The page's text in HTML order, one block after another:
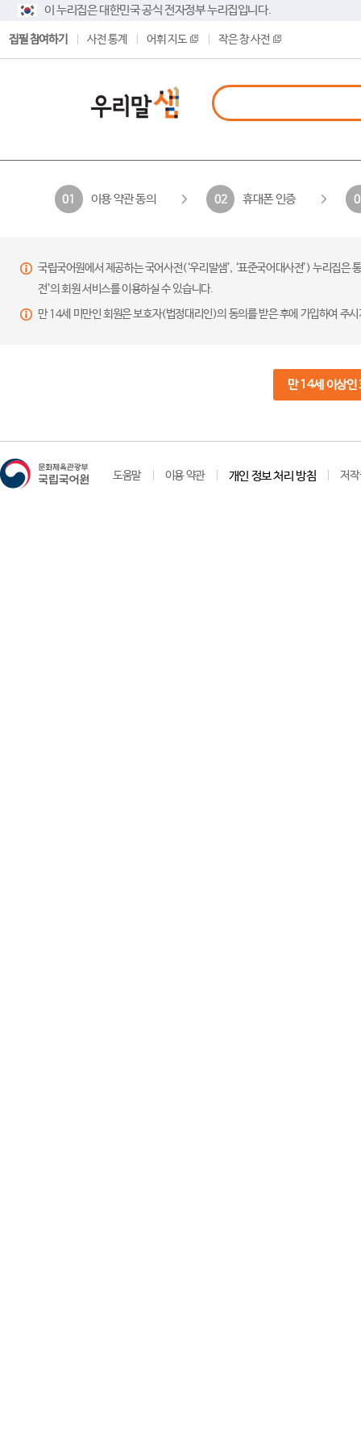
이 누리집은 대한민국 공식 전자정부 누리집입니다.
집필 참여하기 사전 통계 어휘 지도 작은 창 사전
01 이용 약관 동의 02 휴대폰 인증
국립국어원에서 제공하는 국어사전(‘우리말샘’, ‘표준국어대사전’) 누리집
전’의 회원 서비스를 이용하실 수 있습니다.
만 14세 미만인 회원은 보호자(법정대리인)의 동의를 받은 후에 가입하여 주
만 14세 이상인
도움말 이용 약관 개인 정보 처리 방침 저